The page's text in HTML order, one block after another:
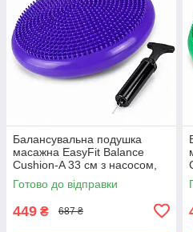
Балансувальна подушка
масажна EasyFit Balance
Cushion-A 33 см з насосом,
реабілітації та постави до
120 кг Фіолетовий (EF-1840s-
Готово до відправки
449 ₴ 687 ₴